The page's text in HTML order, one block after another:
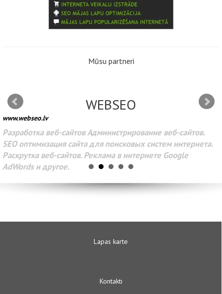
Mūsu partneri
WEBSEO
www.webseo.lv
Разработка веб-сайтов Администрирование веб-сайтов.
SEO оптимизация сайта для поисковых систем интернета.
Раскрутка веб-сайтов. Реклама в интернете Google
AdWords и другое.
Lapas karte
Kontakti